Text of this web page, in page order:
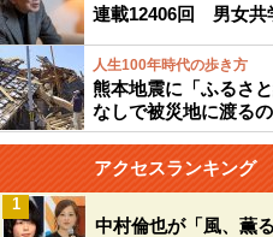
連載12406回 男女
人生100年時代の歩き方
熊本地震に「ふるさ
なしで被災地に渡る
アクセスランキング
中村倫也が「風、薫
1